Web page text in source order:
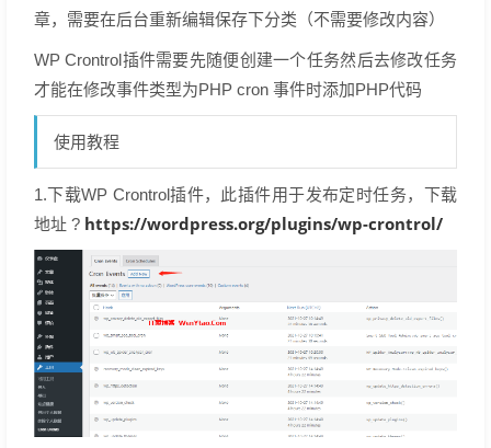
章，需要在后台重新编辑保存下分类（不需要修改内容）
WP Crontrol插件需要先随便创建一个任务然后去修改任务
才能在修改事件类型为PHP cron 事件时添加PHP代码
使用教程
1.下载WP Crontrol插件，此插件用于发布定时任务，下载
地址 ? https://wordpress.org/plugins/wp-crontrol/